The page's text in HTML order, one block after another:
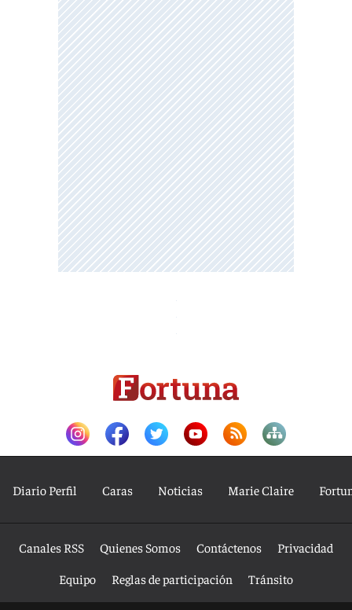
Diario Perfil Caras Noticias Marie Claire
Canales RSS Quienes Somos Contáctenos
Privacidad
Equipo
Reglas de participación Tránsito